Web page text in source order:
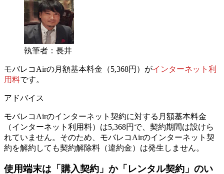
執筆者：長井
モバレコAirの月額基本料金（5,368円）がインターネット利
用料です。
アドバイス
モバレコAirのインターネット契約に対する月額基本料金
（インターネット利用料）は5,368円で、契約期間は設けら
れていません。そのため、モバレコAirのインターネット契
約を解約しても契約解除料（違約金）は発生しません。
使用端末は「購入契約」か「レンタル契約」のい